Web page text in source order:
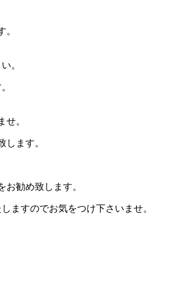
。
。
します。
勧め致します。
ますのでお気をつけ下さいませ。